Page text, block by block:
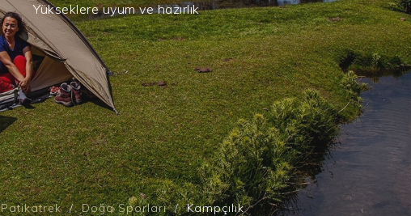
Yükseklere uyum ve hazırlık
Patikatrek Doğa Sporları Kampçılık